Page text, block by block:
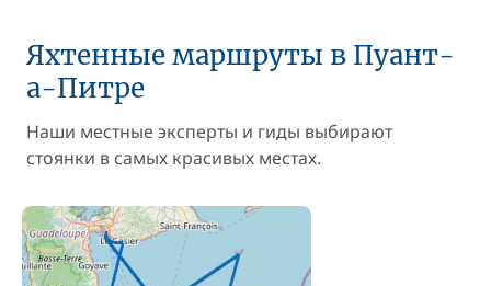
Яхтенные маршруты в Пуант-
а-Питре
Наши местные эксперты и гиды выбирают
стоянки в самых красивых местах.